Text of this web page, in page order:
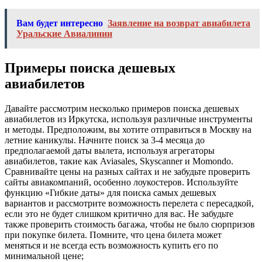
Вам будет интересно Заявление на возврат авиабилета
Уральские Авиалинии
Примеры поиска дешевых
авиабилетов
Давайте рассмотрим несколько примеров поиска дешевых
авиабилетов из Иркутска, используя различные инструменты
и методы. Предположим, вы хотите отправиться в Москву на
летние каникулы. Начните поиск за 3-4 месяца до
предполагаемой даты вылета, используя агрегаторы
авиабилетов, такие как Aviasales, Skyscanner и Momondo.
Сравнивайте цены на разных сайтах и не забудьте проверить
сайты авиакомпаний, особенно лоукостеров. Используйте
функцию «Гибкие даты» для поиска самых дешевых
вариантов и рассмотрите возможность перелета с пересадкой,
если это не будет слишком критично для вас. Не забудьте
также проверить стоимость багажа, чтобы не было сюрпризов
при покупке билета. Помните, что цена билета может
меняться и не всегда есть возможность купить его по
минимальной цене;